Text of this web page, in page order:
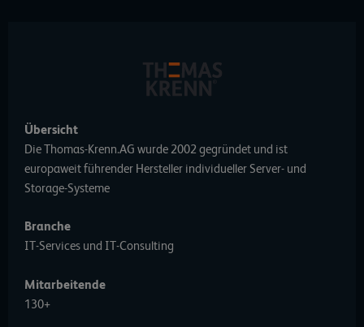
Übersicht
Die Thomas-Krenn.AG wurde 2002 gegründet und ist
europaweit führender Hersteller individueller Server- und
Storage-Systeme
Branche
IT-Services und IT-Consulting
Mitarbeitende
130+